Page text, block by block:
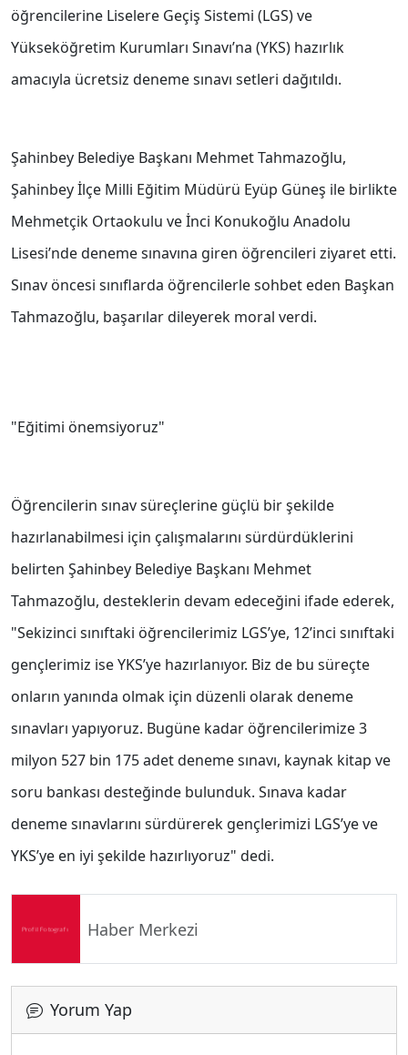
öğrencilerine Liselere Geçiş Sistemi (LGS) ve
Yükseköğretim Kurumları Sınavı’na (YKS) hazırlık
amacıyla ücretsiz deneme sınavı setleri dağıtıldı.
Şahinbey Belediye Başkanı Mehmet Tahmazoğlu,
Şahinbey İlçe Milli Eğitim Müdürü Eyüp Güneş ile birlikte
Mehmetçik Ortaokulu ve İnci Konukoğlu Anadolu
Lisesi’nde deneme sınavına giren öğrencileri ziyaret etti.
Sınav öncesi sınıflarda öğrencilerle sohbet eden Başkan
Tahmazoğlu, başarılar dileyerek moral verdi.
"Eğitimi önemsiyoruz"
Öğrencilerin sınav süreçlerine güçlü bir şekilde
hazırlanabilmesi için çalışmalarını sürdürdüklerini
belirten Şahinbey Belediye Başkanı Mehmet
Tahmazoğlu, desteklerin devam edeceğini ifade ederek,
"Sekizinci sınıftaki öğrencilerimiz LGS’ye, 12’inci sınıftaki
gençlerimiz ise YKS’ye hazırlanıyor. Biz de bu süreçte
onların yanında olmak için düzenli olarak deneme
sınavları yapıyoruz. Bugüne kadar öğrencilerimize 3
milyon 527 bin 175 adet deneme sınavı, kaynak kitap ve
soru bankası desteğinde bulunduk. Sınava kadar
deneme sınavlarını sürdürerek gençlerimizi LGS’ye ve
YKS’ye en iyi şekilde hazırlıyoruz" dedi.
Haber Merkezi
Yorum Yap